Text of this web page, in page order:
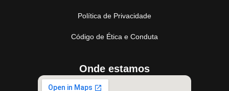
Política de Privacidade
Código de Ética e Conduta
Onde estamos